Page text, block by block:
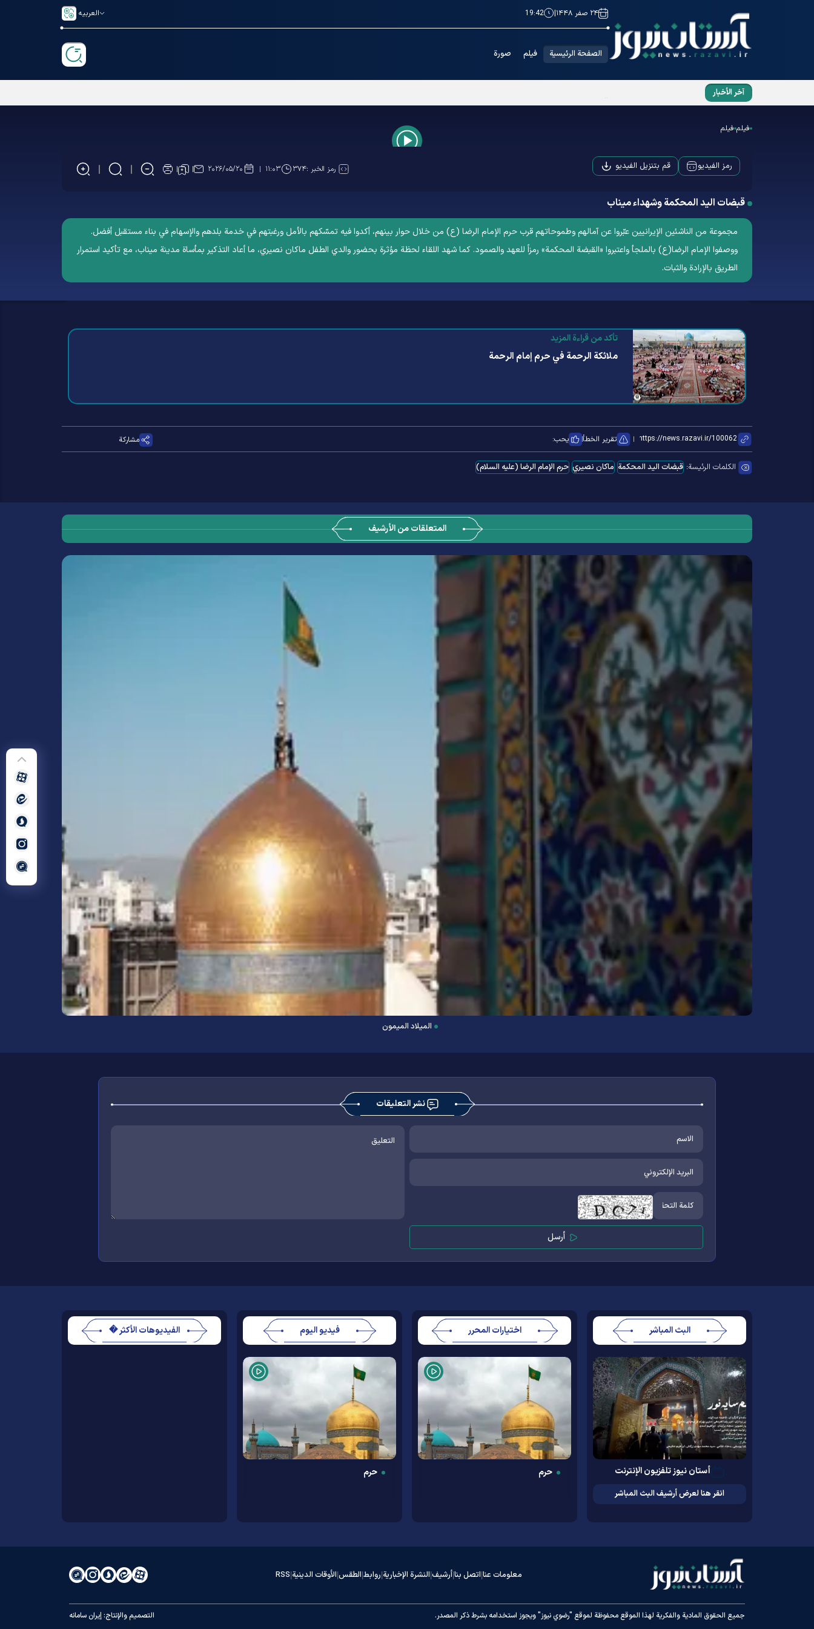
۲۴ صفر ۱۴۴۸ |
19:42 العربیه
الصفحة الرئيسية فیلم صورة
آخر الأخبار
فیلم فیلم
رمز الفيديو قم بتنزيل الفيديو رمز الخبر :۳۷۴ ۱۱:۰۳ ۲۰۲۶/۰۵/۲۰
قبضات الید المحکمة وشهداء میناب
مجموعة من الناشئين الإيرانيين عبّروا عن آمالهم وطموحاتهم قرب حرم الإمام الرضا (ع) من خلال حوار بينهم، أكدوا فیه تمسّكهم بالأمل ورغبتهم في خدمة بلدهم والإسهام في بناء مستقبل أفضل.
ووصفوا الإمام الرضا(ع) بالملجأ واعتبروا «القبضة المحكمة» رمزاً للعهد والصمود. كما شهد اللقاء لحظة مؤثرة بحضور والدي الطفل ماكان نصيري، ما أعاد التذكير بمأساة مدینة میناب، مع تأكيد استمرار
الطريق بالإرادة والثبات.
تأكد من قراءة المزيد
ملائکة الرحمة في حرم إمام الرحمة
تقرير الخطأ يحب: مشاركة
الكلمات الرئيسة: قبضات الید المحکمة ماکان نصیري حرم الإمام الرضا (عليه السلام)
المتعلقات من الأرشيف
المیلاد المیمون
نشر التعليقات
البث المباشر
أستان نيوز تلفزيون الإنترنت
انقر هنا لعرض أرشيف البث المباشر
اختيارات المحرر
حرم
فيديو اليوم
حرم
الفيديوهات الأكثر �
معلومات عنا اتصل بناأرشيف النشرة الإخبارية روابط الطقس الأوقات الدينية RSS
جميع الحقوق المادية والفكرية لهذا الموقع محفوظة لموقع "رضوي نيوز" ويجوز استخدامه بشرط ذكر المصدر. التصميم والإنتاج:إيران سامانه